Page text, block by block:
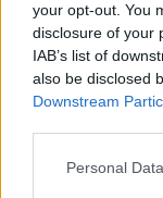
your opt-out. You
disclosure of your
IAB’s list of
also be disclosed
Downstream
Personal